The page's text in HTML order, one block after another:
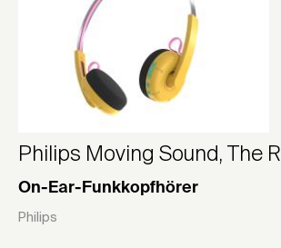
Philips Moving Sound, The
On-Ear-Funkkopfhörer
Philips